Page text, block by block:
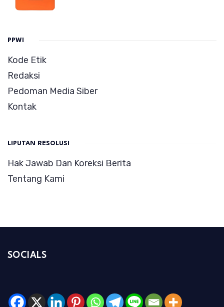
PPWI
Kode Etik
Redaksi
Pedoman Media Siber
Kontak
LIPUTAN RESOLUSI
Hak Jawab Dan Koreksi Berita
Tentang Kami
SOCIALS